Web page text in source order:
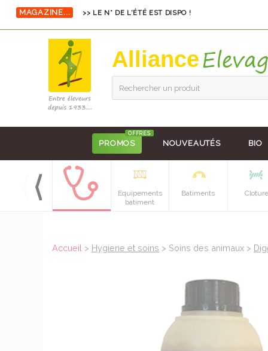
MAGAZINE... >> LE N° DE L'ÉTÉ EST DISPO !
Alliance
Rechercher un produit
PROMOS
OFFRES
NOUVEAUTÉS BIO
Alimentation
Equipements
batiment
Batiments Cloture
Accueil > Hygiene et soins > Soins des animaux >